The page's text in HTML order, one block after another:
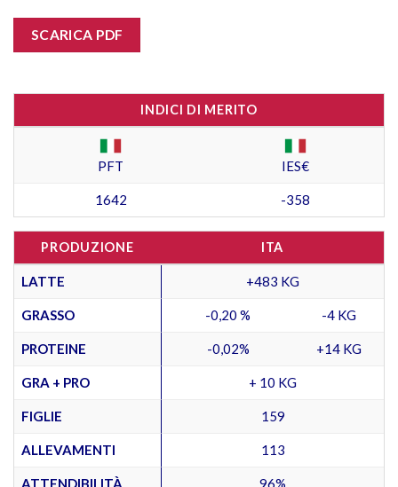
SCARICA PDF
INDICI DI MERITO
PFT IES€
1642 -358
PRODUZIONE ITA
LATTE +483 KG
GRASSO -0,20 % -4 KG
PROTEINE -0,02% +14 KG
GRA + PRO + 10 KG
FIGLIE 159
ALLEVAMENTI 113
ATTENDIBILITÀ 96%